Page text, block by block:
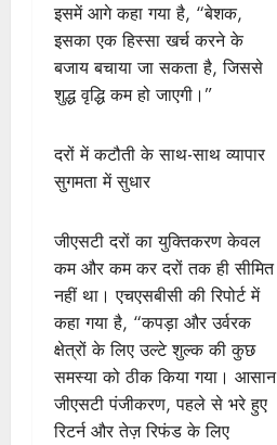
इसमें आगे कहा गया है, “बेशक,
इसका एक हिस्सा खर्च करने के
बजाय बचाया जा सकता है, जिससे
शुद्ध वृद्धि कम हो जाएगी।”
दरों में कटौती के साथ-साथ व्यापार
सुगमता में सुधार
जीएसटी दरों का युक्तिकरण केवल
कम और कम कर दरों तक ही सीमित
नहीं था। एचएसबीसी की रिपोर्ट में
कहा गया है, “कपड़ा और उर्वरक
क्षेत्रों के लिए उल्टे शुल्क की कुछ
समस्या को ठीक किया गया। आसान
जीएसटी पंजीकरण, पहले से भरे हुए
रिटर्न और तेज़ रिफंड के लिए